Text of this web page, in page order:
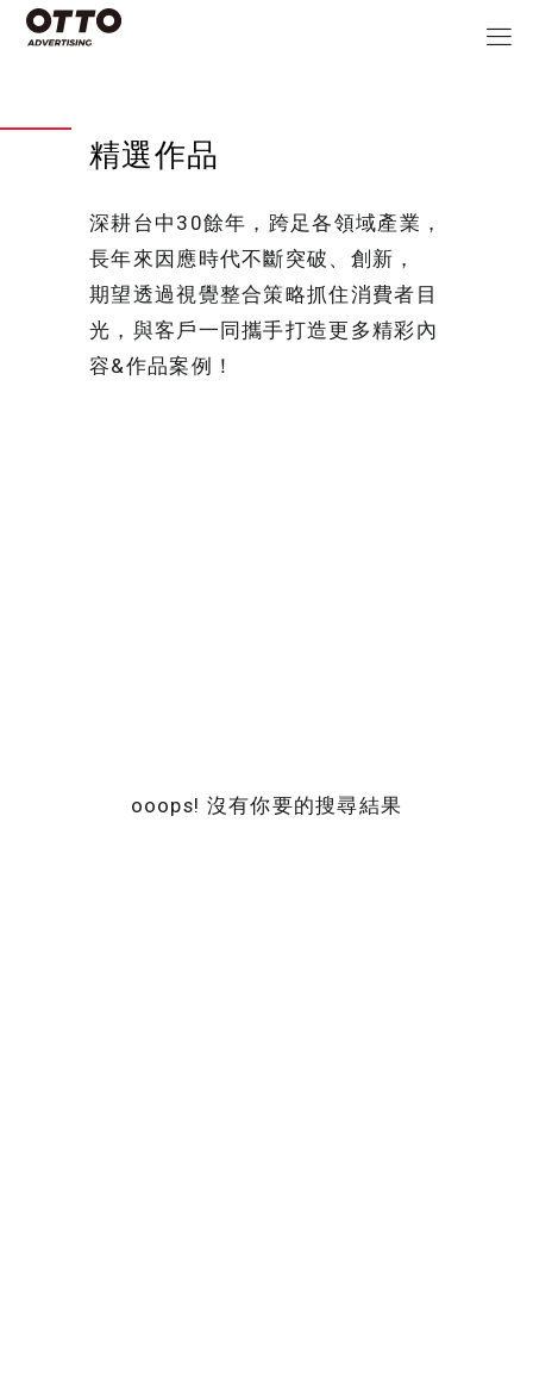
精選作品
深耕台中30餘年，跨足各領域產業，
長年來因應時代不斷突破、創新，
期望透過視覺整合策略抓住消費者目
光，與客戶一同攜手打造更多精彩內
容&作品案例！
ooops! 沒有你要的搜尋結果